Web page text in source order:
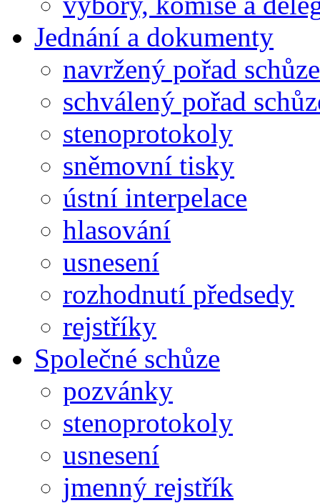
Jednání a dokumenty
navržený pořad schůze
schválený pořad
stenoprotokoly
sněmovní tisky
ústní interpelace
hlasování
usnesení
rozhodnutí předsedy
rejstříky
Společné schůze
pozvánky
stenoprotokoly
usnesení
jmenný rejstřík